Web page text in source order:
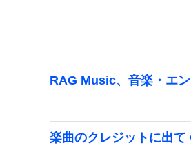
RAG Music、音楽・エ
楽曲のクレジットに出